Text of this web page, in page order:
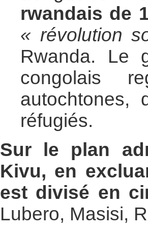
rwandais de
« révolution
Rwanda. Le
congolais
autochtones,
réfugiés.
Sur le plan
Kivu, en
est divisé en
Lubero, Masisi,